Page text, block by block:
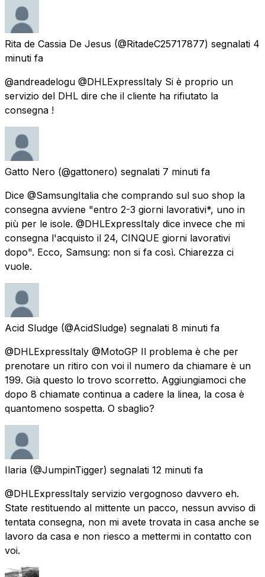
Rita de Cassia De Jesus (@RitadeC25717877) segnalati 4
minuti fa
@andreadelogu @DHLExpressItaly Si è proprio un
servizio del DHL dire che il cliente ha rifiutato la
consegna !
Gatto Nero (@gattonero) segnalati 7 minuti fa
Dice @SamsungItalia che comprando sul suo shop la
consegna avviene "entro 2-3 giorni lavorativi*, uno in
più per le isole. @DHLExpressItaly dice invece che mi
consegna l'acquisto il 24, CINQUE giorni lavorativi
dopo". Ecco, Samsung: non si fa così. Chiarezza ci
vuole.
Acid Sludge (@AcidSludge) segnalati 8 minuti fa
@DHLExpressItaly @MotoGP Il problema è che per
prenotare un ritiro con voi il numero da chiamare è un
199. Già questo lo trovo scorretto. Aggiungiamoci che
dopo 8 chiamate continua a cadere la linea, la cosa è
quantomeno sospetta. O sbaglio?
Ilaria (@JumpinTigger) segnalati 12 minuti fa
@DHLExpressItaly servizio vergognoso davvero eh.
State restituendo al mittente un pacco, nessun avviso di
tentata consegna, non mi avete trovata in casa anche se
lavoro da casa e non riesco a mettermi in contatto con
voi.